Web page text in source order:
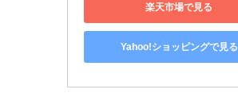
楽天市場で見る
Yahoo!ショッピングで見る